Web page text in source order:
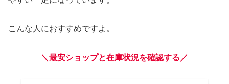
こんな人におすすめですよ。
＼最安ショップと在庫状況を確認する／